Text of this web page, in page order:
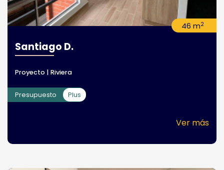
46 m2
Santiago D.
Proyecto | Riviera
Presupuesto Plus
Ver más